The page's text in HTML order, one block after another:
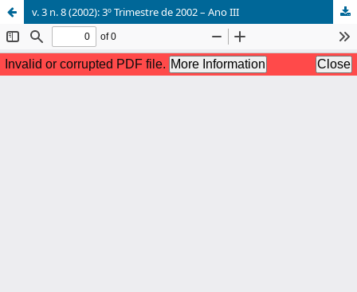
v. 3 n. 8 (2002): 3º Trimestre de 2002 – Ano III